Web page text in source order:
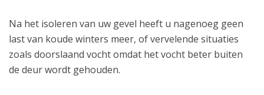
Na het isoleren van uw gevel heeft u nagenoeg geen
last van koude winters meer, of vervelende situaties
zoals doorslaand vocht omdat het vocht beter buiten
de deur wordt gehouden.